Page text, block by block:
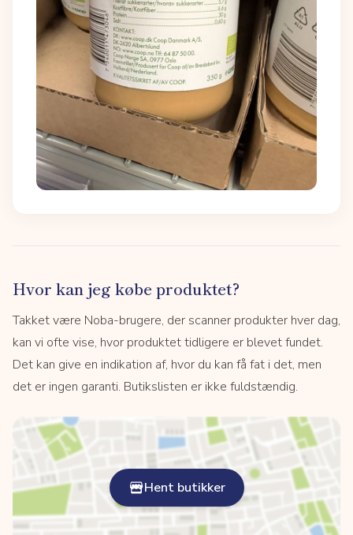
Hvor kan jeg købe produktet?
Takket være Noba-brugere, der scanner produkter hver dag,
kan vi ofte vise, hvor produktet tidligere er blevet fundet.
Det kan give en indikation af, hvor du kan få fat i det, men
det er ingen garanti. Butikslisten er ikke fuldstændig.
Hent butikker